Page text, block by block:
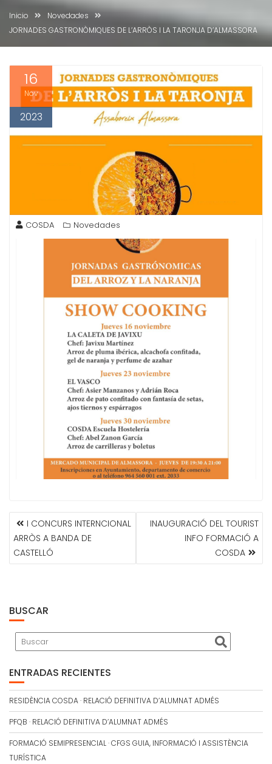
Inicio
Novedades
JORNADES GASTRONÒMIQUES DE L’ARRÒS I LA TARONJA D’ALMASSORA
16
Nov
2023
COSDA Novedades
NAVEGACIÓN
DE
ENTRADAS
I CONCURS INTERNCIONAL
ARRÒS A BANDA DE
CASTELLÓ
INAUGURACIÓ DEL TOURIST
INFO FORMACIÓ A
COSDA
BUSCAR
ENTRADAS RECIENTES
RESIDÈNCIA COSDA · RELACIÓ DEFINITIVA D’ALUMNAT ADMÉS
PFQB · RELACIÓ DEFINITIVA D’ALUMNAT ADMÉS
FORMACIÓ SEMIPRESENCIAL · CFGS GUIA, INFORMACIÓ I ASSISTÈNCIA
TURÍSTICA